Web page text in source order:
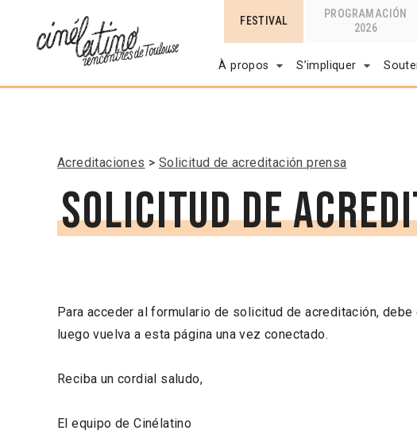
FESTIVAL
PROGRAMACIÓN
2026
À propos S’impliquer
Acreditaciones Solicitud de acreditación prensa
Solicitud de
Para acceder al formulario de solicitud de acreditación,
luego vuelva a esta página una vez conectado.
Reciba un cordial saludo,
El equipo de Cinélatino